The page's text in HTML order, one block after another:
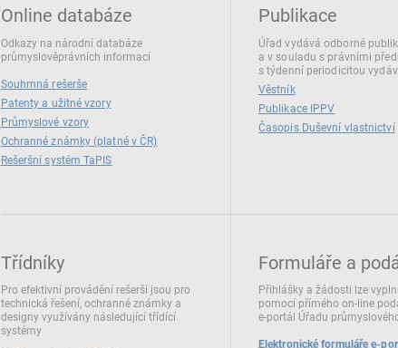
Online databáze
Odkazy na národní databáze
průmyslověprávních informací
Souhrnná rešerše
Patenty a užitné vzory
Průmyslové vzory
Ochranné známky (platné v ČR)
Rešeršní systém TaPIS
Publikace
Úřad vydává odborné
a v souladu s právními
s týdenní periodicitou
Věstník
Publikace IPPV
Časopis Duševní vlastnictví
Třídníky
Pro efektivní provádění rešerší jsou pro
technická řešení, ochranné známky a
designy využívány následující třídící
systémy
Formuláře a
Přihlášky a žádosti lze
pomocí přímého on‑line
e‑portál Úřadu
Elektronické formuláře e-